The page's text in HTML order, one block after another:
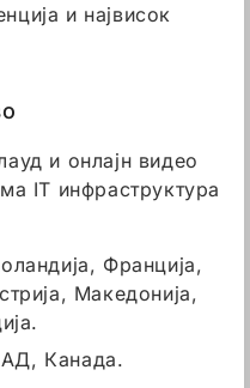
и највисок
и онлајн видео
IT инфраструктура
Франција,
Македонија,
Канада.